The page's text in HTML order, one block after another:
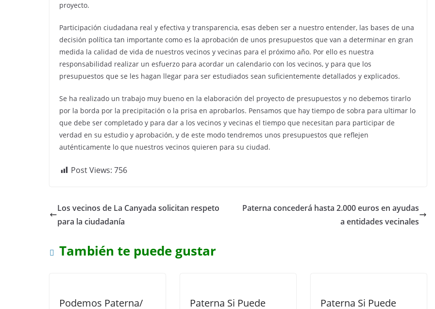
proyecto.
Participación ciudadana real y efectiva y transparencia, esas deben ser a nuestro entender, las bases de una
decisión política tan importante como es la aprobación de unos presupuestos que van a determinar en gran
medida la calidad de vida de nuestros vecinos y vecinas para el próximo año. Por ello es nuestra
responsabilidad realizar un esfuerzo para acordar un calendario con los vecinos, y para que los
presupuestos que se les hagan llegar para ser estudiados sean suficientemente detallados y explicados.
Se ha realizado un trabajo muy bueno en la elaboración del proyecto de presupuestos y no debemos tirarlo
por la borda por la precipitación o la prisa en aprobarlos. Pensamos que hay tiempo de sobra para ultimar lo
que debe ser completado y para dar a los vecinos y vecinas el tiempo que necesitan para participar de
verdad en su estudio y aprobación, y de este modo tendremos unos presupuestos que reflejen
auténticamente lo que nuestros vecinos quieren para su ciudad.
Post Views: 756
Los vecinos de La Canyada solicitan respeto
para la ciudadanía
Paterna concederá hasta 2.000 euros en ayudas
a entidades vecinales
También te puede gustar
Podemos Paterna/
Paterna Si Puede
Paterna Si Puede